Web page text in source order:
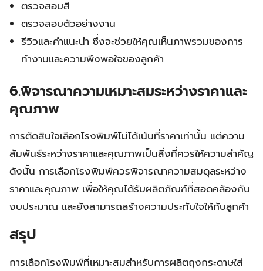
ตรวจสอบสี
ตรวจสอบตัวอย่างงาน
รีวิวและคำแนะนำ ซึ่งจะช่วยให้คุณเห็นภาพรวมของการ
ทำงานและความพึงพอใจของลูกค้า
6.พิจารณาความเหมาะสมระหว่างราคาและ
คุณภาพ
การตัดสินใจเลือกโรงพิมพ์ไม่ได้เน้นที่ราคาเท่านั้น แต่ความ
สัมพันธ์ระหว่างราคาและคุณภาพเป็นสิ่งที่ควรให้ความสำคัญ
ดังนั้น การเลือกโรงพิมพ์ควรพิจารณาความสมดุลระหว่าง
ราคาและคุณภาพ เพื่อให้คุณได้รับผลิตภัณฑ์ที่สอดคล้องกับ
งบประมาณ และยังสามารถสร้างความประทับใจให้กับลูกค้า
สรุป
การเลือกโรงพิมพ์ที่เหมาะสมสำหรับการผลิตถุงกระดาษใส่